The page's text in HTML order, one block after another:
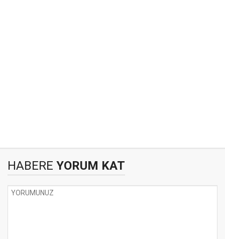
HABERE YORUM KAT